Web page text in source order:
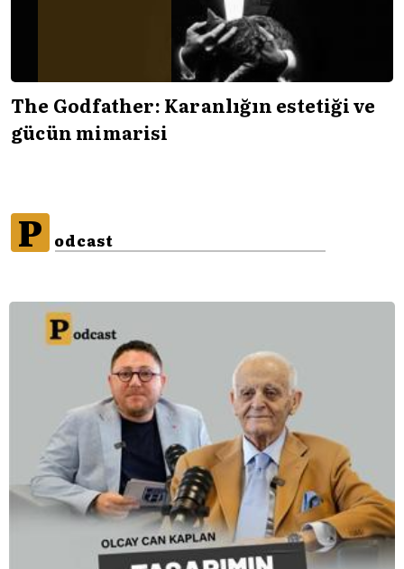
The Godfather: Karanlığın estetiği ve
gücün mimarisi
P odcast